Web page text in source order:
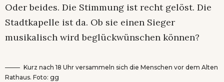
Oder beides. Die Stimmung ist recht gelöst. Die
Stadtkapelle ist da. Ob sie einen Sieger
musikalisch wird beglückwünschen können?
Kurz nach 18 Uhr versammeln sich die Menschen vor dem Alten
Rathaus. Foto: gg